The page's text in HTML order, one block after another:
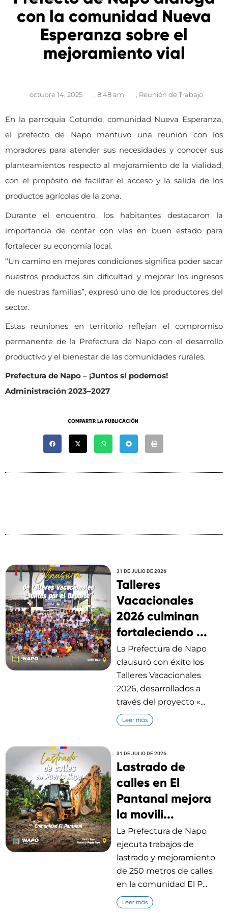
con la comunidad Nueva
Esperanza sobre el
mejoramiento vial
octubre 14, 2025 , 8:48 am , Reunión de Trabajo
En la parroquia Cotundo, comunidad Nueva Esperanza,
el prefecto de Napo mantuvo una reunión con los
moradores para atender sus necesidades y conocer sus
planteamientos respecto al mejoramiento de la vialidad,
con el propósito de facilitar el acceso y la salida de los
productos agrícolas de la zona.
Durante el encuentro, los habitantes destacaron la
importancia de contar con vías en buen estado para
fortalecer su economía local.
“Un camino en mejores condiciones significa poder sacar
nuestros productos sin dificultad y mejorar los ingresos
de nuestras familias”, expresó uno de los productores del
sector.
Estas reuniones en territorio reflejan el compromiso
permanente de la Prefectura de Napo con el desarrollo
productivo y el bienestar de las comunidades rurales.
Prefectura de Napo – ¡Juntos sí podemos!
Administración 2023–2027
COMPARTIR LA PUBLICACIÓN
31 DE JULIO DE 2026
Talleres
Vacacionales
2026 culminan
fortaleciendo ...
La Prefectura de Napo
clausuró con éxito los
Talleres Vacacionales
2026, desarrollados a
través del proyecto «...
Leer más
31 DE JULIO DE 2026
Lastrado de
calles en El
Pantanal mejora
la movili...
La Prefectura de Napo
ejecuta trabajos de
lastrado y mejoramiento
de 250 metros de calles
en la comunidad El P...
Leer más